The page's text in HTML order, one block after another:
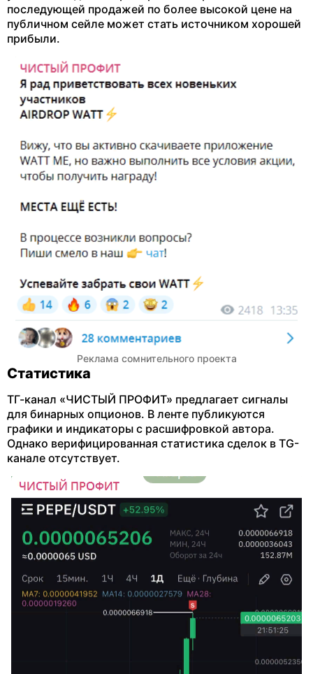
последующей продажей по более высокой цене на
публичном сейле может стать источником хорошей
прибыли.
Реклама сомнительного проекта
Статистика
ТГ-канал «ЧИСТЫЙ ПРОФИТ» предлагает сигналы
для бинарных опционов. В ленте публикуются
графики и индикаторы с расшифровкой автора.
Однако верифицированная статистика сделок в TG-
канале отсутствует.